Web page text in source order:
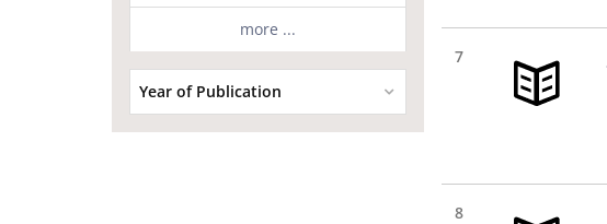
7
8
more ...
Year of Publication